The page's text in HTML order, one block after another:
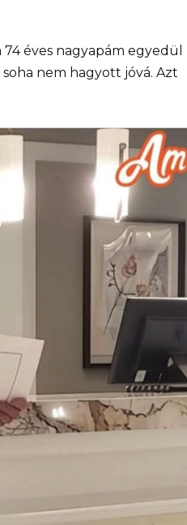
éves nagyapám egyedül
nem hagyott jóvá. Azt